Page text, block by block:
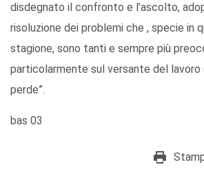
disdegnato il confronto e l’ascolto,
risoluzione dei problemi che , specie in
stagione, sono tanti e sempre più
particolarmente sul versante del lavoro
perde”.
bas 03